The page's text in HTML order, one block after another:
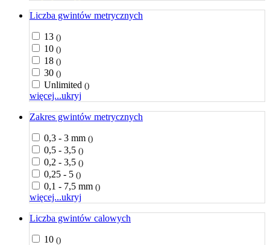
Liczba gwintów metrycznych
13 ()
10 ()
18 ()
30 ()
Unlimited ()
więcej...ukryj
Zakres gwintów metrycznych
0,3 - 3 mm ()
0,5 - 3,5 ()
0,2 - 3,5 ()
0,25 - 5 ()
0,1 - 7,5 mm ()
więcej...ukryj
Liczba gwintów calowych
10 ()